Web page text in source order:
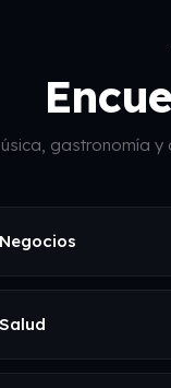
gastronomía
Negocios
Salud